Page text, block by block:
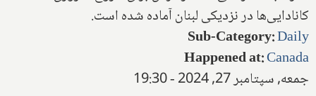
کانادایی‌ها در نزدیکی لبنان آماده شده است.
Sub-Category:Daily
Happened at:Canada
جمعه, سپتامبر 27, 2024 - 19:30